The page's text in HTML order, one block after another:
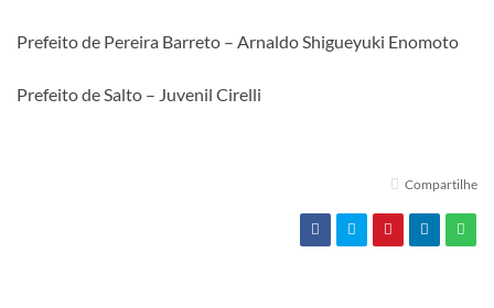
Prefeito de Pereira Barreto – Arnaldo Shigueyuki Enomoto
Prefeito de Salto – Juvenil Cirelli
Compartilhe